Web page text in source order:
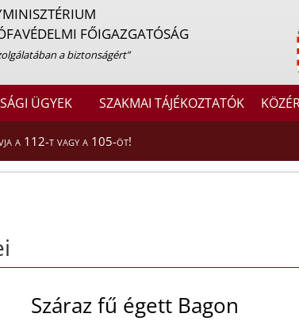
FŐIGAZGATÓSÁG
a biztonságért”
ÜGYEK SZAKMAI TÁJÉKOZTATÓK
a 112-t vagy a 105-öt!
Száraz fű égett Bagon